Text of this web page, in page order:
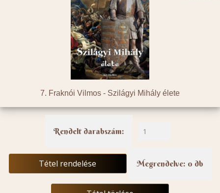
7. Fraknói Vilmos - Szilágyi Mihály élete
Rendelt darabszám:
Tétel rendelése Megrendelve: 0 db